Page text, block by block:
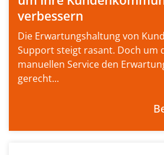
verbessern
Die Erwartungshaltung von
Support steigt rasant. Doch um
manuellen Service den
gerecht...